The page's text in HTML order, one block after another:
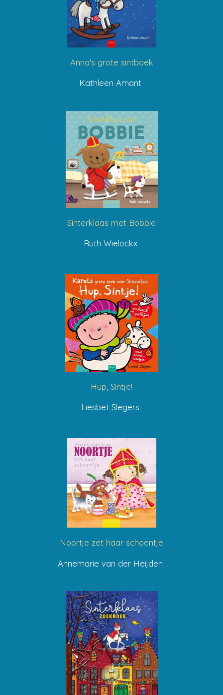
Anna's grote sintboek
Kathleen Amant
Sinterklaas met Bobbie
Ruth Wielockx
Hup, Sintje!
Liesbet Slegers
Noortje zet haar schoentje
Annemarie van der Heijden